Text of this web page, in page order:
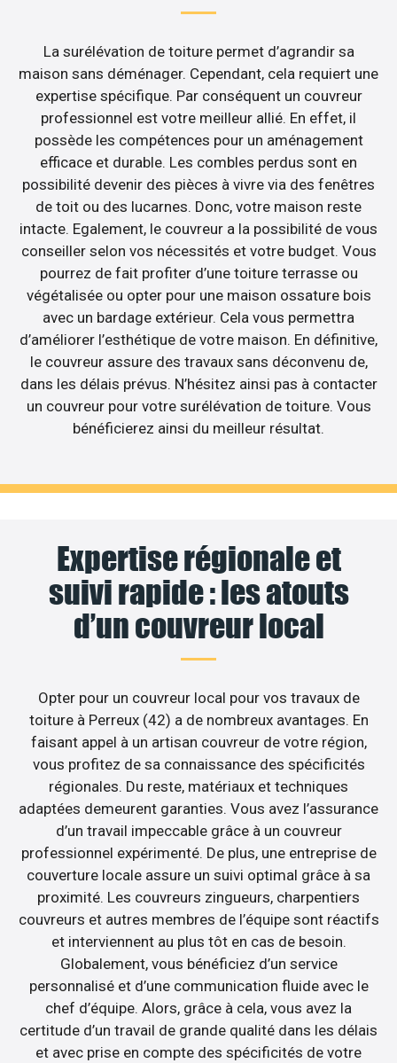
La surélévation de toiture permet d’agrandir sa
maison sans déménager. Cependant, cela requiert une
expertise spécifique. Par conséquent un couvreur
professionnel est votre meilleur allié. En effet, il
possède les compétences pour un aménagement
efficace et durable. Les combles perdus sont en
possibilité devenir des pièces à vivre via des fenêtres
de toit ou des lucarnes. Donc, votre maison reste
intacte. Egalement, le couvreur a la possibilité de vous
conseiller selon vos nécessités et votre budget. Vous
pourrez de fait profiter d’une toiture terrasse ou
végétalisée ou opter pour une maison ossature bois
avec un bardage extérieur. Cela vous permettra
d’améliorer l’esthétique de votre maison. En définitive,
le couvreur assure des travaux sans déconvenu de,
dans les délais prévus. N’hésitez ainsi pas à contacter
un couvreur pour votre surélévation de toiture. Vous
bénéficierez ainsi du meilleur résultat.
Expertise régionale et
suivi rapide : les atouts
d’un couvreur local
Opter pour un couvreur local pour vos travaux de
toiture à Perreux (42) a de nombreux avantages. En
faisant appel à un artisan couvreur de votre région,
vous profitez de sa connaissance des spécificités
régionales. Du reste, matériaux et techniques
adaptées demeurent garanties. Vous avez l’assurance
d’un travail impeccable grâce à un couvreur
professionnel expérimenté. De plus, une entreprise de
couverture locale assure un suivi optimal grâce à sa
proximité. Les couvreurs zingueurs, charpentiers
couvreurs et autres membres de l’équipe sont réactifs
et interviennent au plus tôt en cas de besoin.
Globalement, vous bénéficiez d’un service
personnalisé et d’une communication fluide avec le
chef d’équipe. Alors, grâce à cela, vous avez la
certitude d’un travail de grande qualité dans les délais
et avec prise en compte des spécificités de votre